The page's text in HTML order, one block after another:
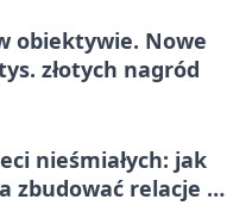
obiektywie. Nowe
złotych nagród
nieśmiałych: jak
zbudować relacje z